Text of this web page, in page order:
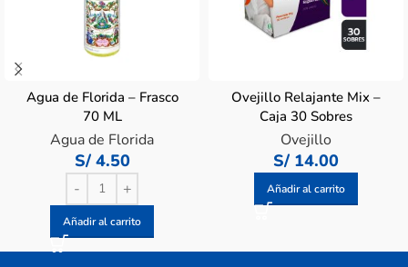
Agua de Florida – Frasco
70 ML
Agua de Florida
S/4.50
Añadir al carrito
Ovejillo Relajante Mix –
Caja 30 Sobres
Ovejillo
S/ 14.00
Añadir al carrito